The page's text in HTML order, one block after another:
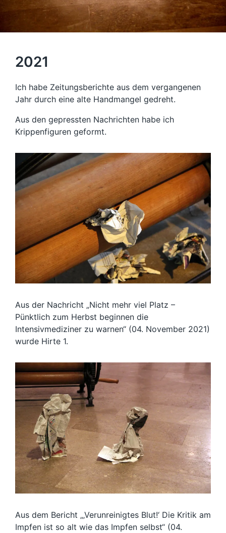
2021
Ich habe Zeitungsberichte aus dem vergangenen
Jahr durch eine alte Handmangel gedreht.
Aus den gepressten Nachrichten habe ich
Krippenfiguren geformt.
Aus der Nachricht „Nicht mehr viel Platz –
Pünktlich zum Herbst beginnen die
Intensivmediziner zu warnen“ (04. November 2021)
wurde Hirte 1.
Aus dem Bericht „‚Verunreinigtes Blut!‘ Die Kritik am
Impfen ist so alt wie das Impfen selbst“ (04.